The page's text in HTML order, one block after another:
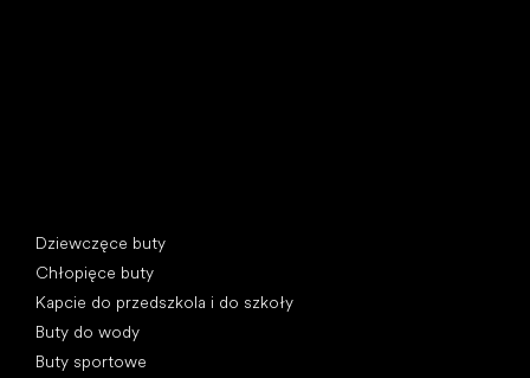
Dziewczęce buty
Chłopięce buty
Kapcie do przedszkola i do szkoły
Buty do wody
Buty sportowe